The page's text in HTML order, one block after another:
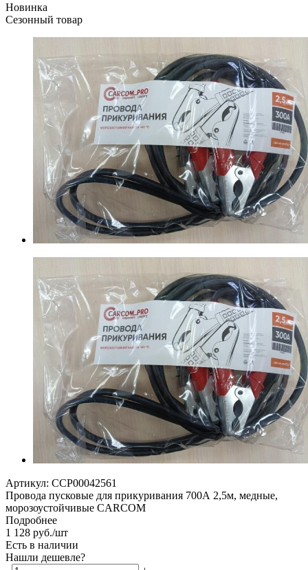
Новинка
Сезонный товар
Артикул: CCP00042561
Провода пусковые для прикуривания 700А 2,5м, медные,
морозоустойчивые CARCOM
Подробнее
1 128 руб./шт
Есть в наличии
Нашли дешевле?